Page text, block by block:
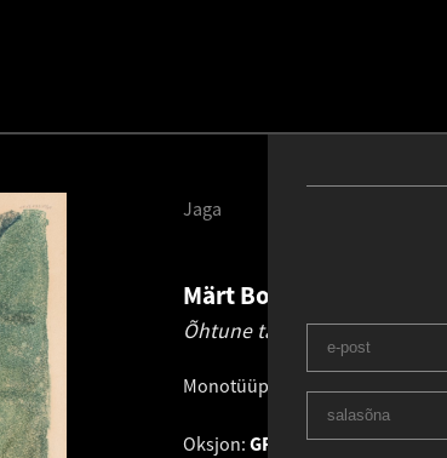
Märt Bormeister
Õhtune tänav Tallinna
Monotüüpia 28.0 × 34.0 cm
Oksjon: GRAAFIKA KLASSIKA -
Jaga